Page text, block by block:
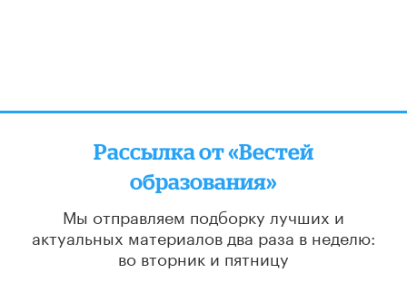
Рассылка от «Вестей
образования»
Мы отправляем подборку лучших и
актуальных материалов два раза в неделю:
во вторник и пятницу